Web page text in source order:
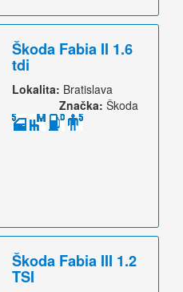
Škoda Fabia II 1.6
tdi
Lokalita: Bratislava
Značka: Škoda
Škoda Fabia III 1.2
TSI